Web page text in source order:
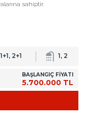
sahiptir.
1+1, 2+1 1, 2
BAŞLANGIÇ FİYATI
5.700.000 TL